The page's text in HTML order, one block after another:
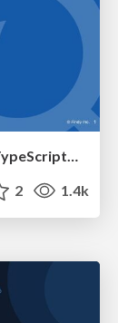
2 1.4k